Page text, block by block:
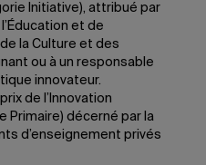
Initiative), attribué par
et de
la Culture et des
ou à un responsable
innovateur.
de l’Innovation
Primaire) décerné par la
d’enseignement privés